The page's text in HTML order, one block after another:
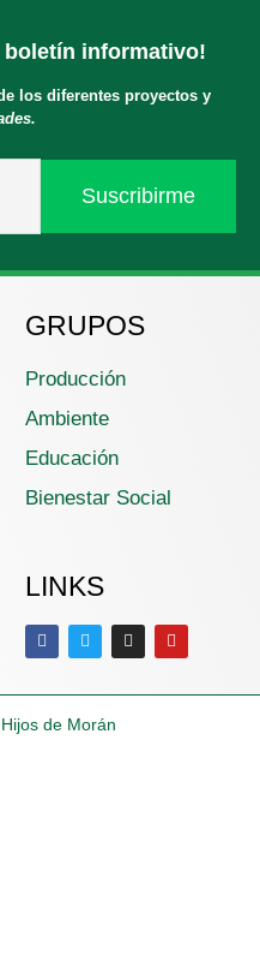
boletín informativo!
los diferentes proyectos y
GRUPOS
Producción
Ambiente
Educación
Bienestar Social
LINKS
Hijos de Morán